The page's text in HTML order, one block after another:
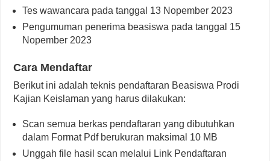
Tes wawancara pada tanggal 13 Nopember 2023
Pengumuman penerima beasiswa pada tanggal 15
Nopember 2023
Cara Mendaftar
Berikut ini adalah teknis pendaftaran Beasiswa Prodi
Kajian Keislaman yang harus dilakukan:
Scan semua berkas pendaftaran yang dibutuhkan
dalam Format Pdf berukuran maksimal 10 MB
Unggah file hasil scan melalui Link Pendaftaran